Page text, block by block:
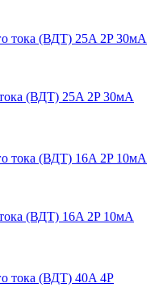
(ВДТ) 25A 2P 30мА
(ВДТ) 16A 2P 10мА